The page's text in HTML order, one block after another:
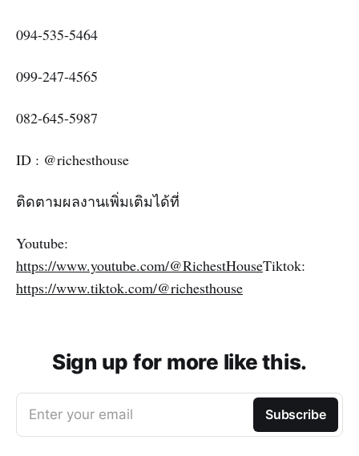
094-535-5464
099-247-4565
082-645-5987
ID : @richesthouse
ติดตามผลงานเพิ่มเติมได้ที่
Youtube:
https://www.youtube.com/@RichestHouseTiktok:
https://www.tiktok.com/@richesthouse
Sign up for more like this.
Enter your email Subscribe